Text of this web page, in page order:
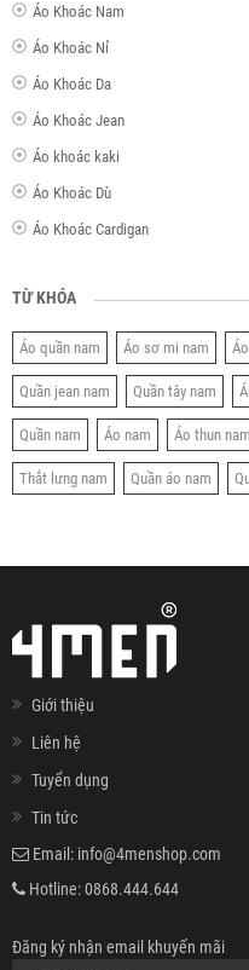
Áo Khoác Nam
Áo Khoác Nỉ
Áo Khoác Da
Áo Khoác Jean
Áo khoác kaki
Áo Khoác Dù
Áo Khoác Cardigan
TỪ KHÓA
Áo quần nam Áo sơ mi nam
Quần jean nam Quần tây nam
Quần nam Áo nam Áo thun nam
Thắt lưng nam Quần áo nam
Giới thiệu
Liên hệ
Tuyển dụng
Tin tức
Email: info@4menshop.com
Hotline:0868.444.644
Đăng ký nhận email khuyến mãi